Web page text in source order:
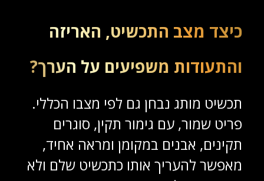
כיצד מצב התכשיט, האריזה
והתעודות משפיעים על הערך?
תכשיט מותג נבחן גם לפי מצבו הכללי.
פריט שמור, עם גימור תקין, סוגרים
תקינים, אבנים במקומן ומראה אחיד,
מאפשר להעריך אותו כתכשיט שלם ולא